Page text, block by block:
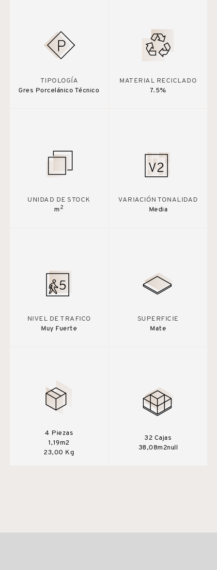
TIPOLOGÍA
Gres Porcelánico Técnico
MATERIAL RECICLADO
7.5%
UNIDAD DE STOCK
m 2
VARIACIÓN TONALIDAD
Media
NIVEL DE TRAFICO
Muy Fuerte
SUPERFICIE
Mate
4 Piezas
1,19m2
23,00 Kg
32 Cajas
38,08m2null